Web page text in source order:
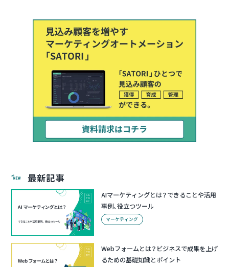
最新記事
AIマーケティングとは？できることや活用
事例、役立つツール
マーケティング
Webフォームとは？ビジネスで成果を上げ
るための基礎知識とポイント